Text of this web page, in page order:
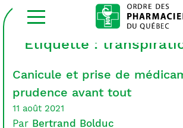
Ouvrir
la
site
Étiquette :
Canicule et prise de
prudence avant tout
11 août 2021
Par Bertrand Bolduc